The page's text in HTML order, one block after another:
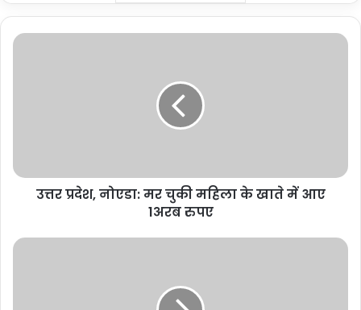
उत्तर
में
उत्तर प्रदेश, नोएडा: मर चुकी महिला के खाते में आए
1अरब रुपए
New